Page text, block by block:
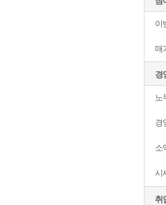
이
매
경
노
경
소
시
취